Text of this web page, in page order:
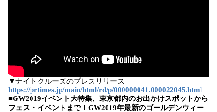
▼ナイトクルーズのプレスリリース
https://prtimes.jp/main/html/rd/p/000000041.000022045.html
■GW2019イベント大特集、東京都内のお出かけスポットから
フェス・イベントまで！GW2019年最新のゴールデンウィー